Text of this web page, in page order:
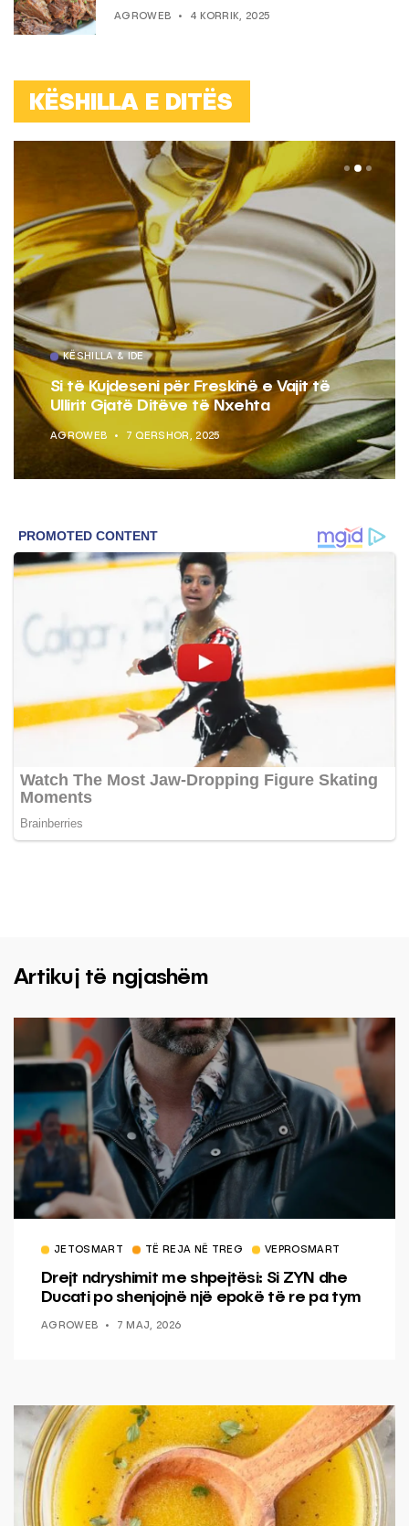
AGROWEB 4 KORRIK, 2025
KËSHILLA E DITËS
KËSHILLA & IDE
Si të Kujdeseni për Freskinë e Vajit të
Ullirit Gjatë Ditëve të Nxehta
AGROWEB 7 QERSHOR, 2025
Artikuj të ngjashëm
JETOSMART TË REJA NË TREG VEPROSMART
Drejt ndryshimit me shpejtësi: Si ZYN dhe
Ducati po shenjojnë një epokë të re pa tym
AGROWEB 7 MAJ, 2026